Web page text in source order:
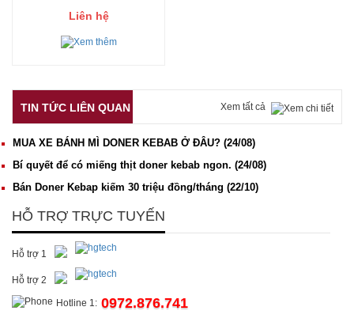
Liên hệ
TIN TỨC LIÊN QUAN Xem tất cả
MUA XE BÁNH MÌ DONER KEBAB Ở ĐÂU? (24/08)
Bí quyết để có miếng thịt doner kebab ngon. (24/08)
Bán Doner Kebap kiếm 30 triệu đồng/tháng (22/10)
HỖ TRỢ TRỰC TUYẾN
Hỗ trợ 1
Hỗ trợ 2
Hotline 1: 0972.876.741